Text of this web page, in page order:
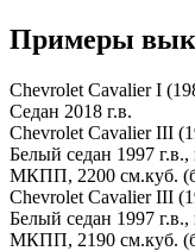
Примеры
Chevrolet Cavalier I
Седан 2018 г.в.
Chevrolet Cavalier III
Белый седан 1997
МКПП, 2200 см.куб.
Chevrolet Cavalier III
Белый седан 1997
МКПП, 2190 см.куб.